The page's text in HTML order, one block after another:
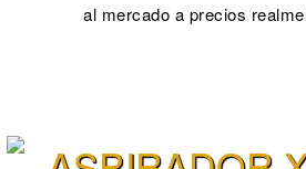
al mercado a precios